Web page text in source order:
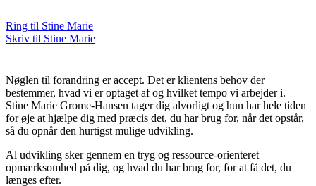
Ring til Stine Marie
Skriv til Stine Marie
Nøglen til forandring er accept. Det er klientens behov der
bestemmer, hvad vi er optaget af og hvilket tempo vi arbejder i.
Stine Marie Grome-Hansen tager dig alvorligt og hun har hele tiden
for øje at hjælpe dig med præcis det, du har brug for, når det opstår,
så du opnår den hurtigst mulige udvikling.
Al udvikling sker gennem en tryg og ressource-orienteret
opmærksomhed på dig, og hvad du har brug for, for at få det, du
længes efter.